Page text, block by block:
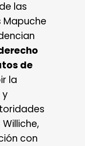
las
de
la
y
con